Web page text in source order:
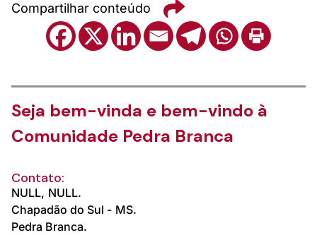
Compartilhar conteúdo
Seja bem-vinda e bem-vindo à
Comunidade Pedra Branca
Contato:
NULL, NULL.
Chapadão do Sul - MS.
Pedra Branca.